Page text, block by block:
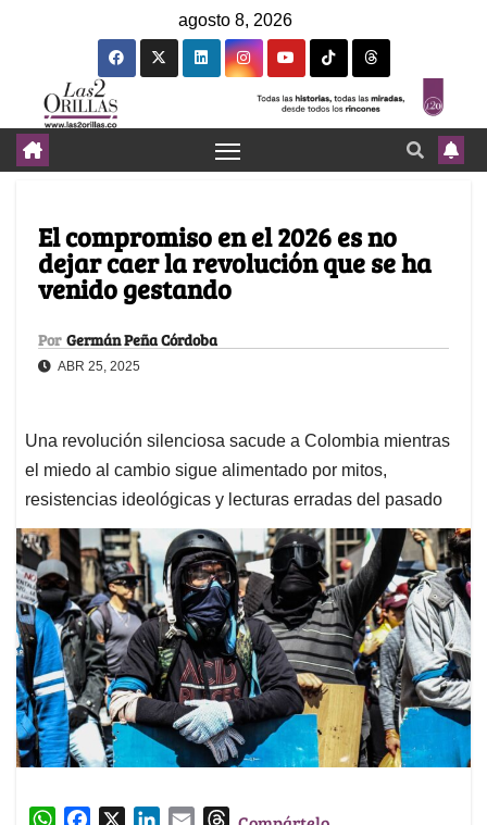
agosto 8, 2026
El compromiso en el 2026 es no
dejar caer la revolución que se ha
venido gestando
Por Germán Peña Córdoba
ABR 25, 2025
Una revolución silenciosa sacude a Colombia mientras
el miedo al cambio sigue alimentado por mitos,
resistencias ideológicas y lecturas erradas del pasado
W
T